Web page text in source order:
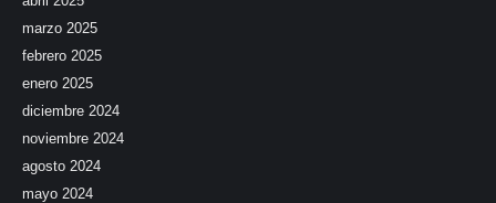
marzo 2025
febrero 2025
enero 2025
diciembre 2024
noviembre 2024
agosto 2024
mayo 2024